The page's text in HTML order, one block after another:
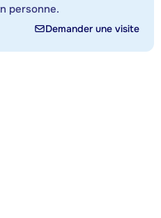
personne.
Demander une visite